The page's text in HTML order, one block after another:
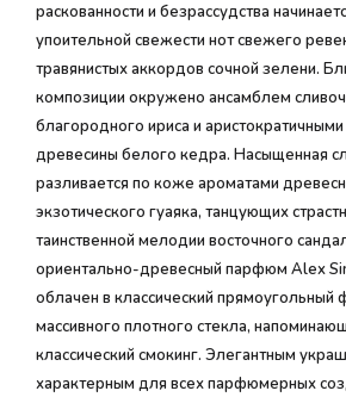
раскованности и безрассудства
упоительной свежести нот свежего
травянистых аккордов сочной зелени.
композиции окружено ансамблем
благородного ириса и
древесины белого кедра. Насыщенная
разливается по коже ароматами
экзотического гуаяка, танцующих
таинственной мелодии восточного
ориентально-древесный парфюм Alex
облачен в классический прямоугольный
массивного плотного стекла,
классический смокинг. Элегантным
характерным для всех парфюмерных